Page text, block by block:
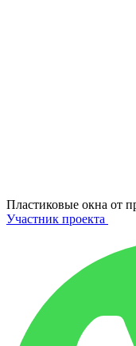
Пластиковые окна от
Участник проекта